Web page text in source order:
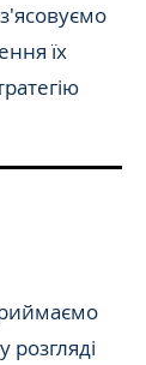
їх
розгляді